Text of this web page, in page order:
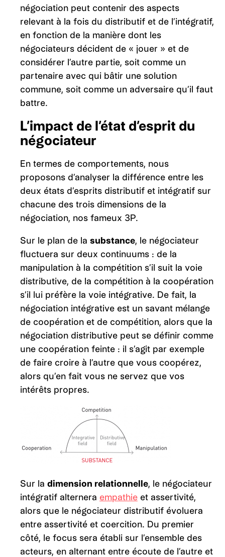
négociation peut contenir des aspects
relevant à la fois du distributif et de l’intégratif,
en fonction de la manière dont les
négociateurs décident de « jouer » et de
considérer l’autre partie, soit comme un
partenaire avec qui bâtir une solution
commune, soit comme un adversaire qu’il faut
battre.
L’impact de l’état d’esprit du
négociateur
En termes de comportements, nous
proposons d’analyser la différence entre les
deux états d’esprits distributif et intégratif sur
chacune des trois dimensions de la
négociation, nos fameux 3P.
Sur le plan de la substance, le négociateur
fluctuera sur deux continuums : de la
manipulation à la compétition s’il suit la voie
distributive, de la compétition à la coopération
s’il lui préfère la voie intégrative. De fait, la
négociation intégrative est un savant mélange
de coopération et de compétition, alors que la
négociation distributive peut se définir comme
une coopération feinte : il s’agit par exemple
de faire croire à l’autre que vous coopérez,
alors qu’en fait vous ne servez que vos
intérêts propres.
Sur la dimension relationnelle, le négociateur
intégratif alternera empathie et assertivité,
alors que le négociateur distributif évoluera
entre assertivité et coercition. Du premier
côté, le focus sera établi sur l’ensemble des
acteurs, en alternant entre écoute de l’autre et